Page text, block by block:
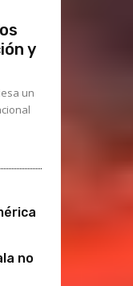
y
un
no